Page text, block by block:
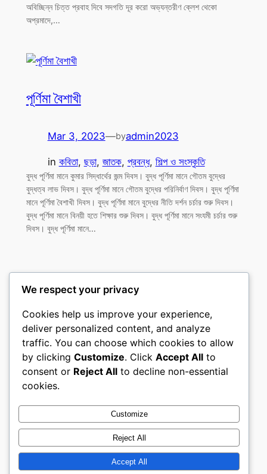
অবিচ্ছিন্ন চিত্ত প্রবাহ দিবে সদগতি দূর করো অভ্যন্তরীণ ক্লেশ থেকো
অপ্রমাদে,…
পূর্ণিমা বৈশাখী
Mar 3, 2023—byadmin2023
in কবিতা, ছড়া, জাতক, প্রবন্ধ, শিল্প ও সংস্কৃতি
বুদ্ধ পূর্ণিমা মানে কুমার সিদ্ধার্থের জন্ম দিবস। বুদ্ধ পূর্ণিমা মানে গৌতম বুদ্ধের
বুদ্ধত্ব লাভ দিবস। বুদ্ধ পূর্ণিমা মানে গৌতম বুদ্ধের পরিনির্বাণ দিবস। বুদ্ধ পূর্ণিমা
মানে পূর্ণিমা বৈশাখী দিবস। বুদ্ধ পূর্ণিমা মানে বুদ্ধের নীতি দর্শন চর্চার শুরু দিবস।
বুদ্ধ পূর্ণিমা মানে বিনয়ী হতে শিক্ষার শুরু দিবস। বুদ্ধ পূর্ণিমা মানে সংযমী চর্চার শুরু
দিবস। বুদ্ধ পূর্ণিমা মানে…
বুড্ডিস্ট নিউজ পোর্টাল
তথাগত অনলাইন
About
Careers
Privacy
Terms and Conditions
Contact Us
Social
Twitter/X
Designed withWordPress
We respect your privacy
Cookies help us improve your experience,
deliver personalized content, and analyze
traffic. You can choose which cookies to allow
by clicking Customize. Click Accept All to
consent or Reject All to decline non-essential
cookies.
Customize
Reject All
Accept All